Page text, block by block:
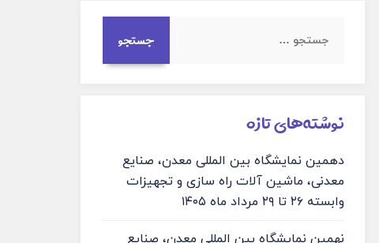
نوشته‌های تازه
دهمین نمایشگاه بین المللی معدن، صنایع
معدنی، ماشین آلات راه سازی و تجهیزات
وابسته ۲۶ تا ۲۹ مرداد ماه ۱۴۰۵
نهمین نمایشگاه بین المللی معدن، صنایع